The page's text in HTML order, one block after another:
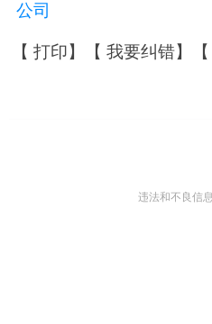
公司
【 打印】【 我要纠错】【
违法和不良信